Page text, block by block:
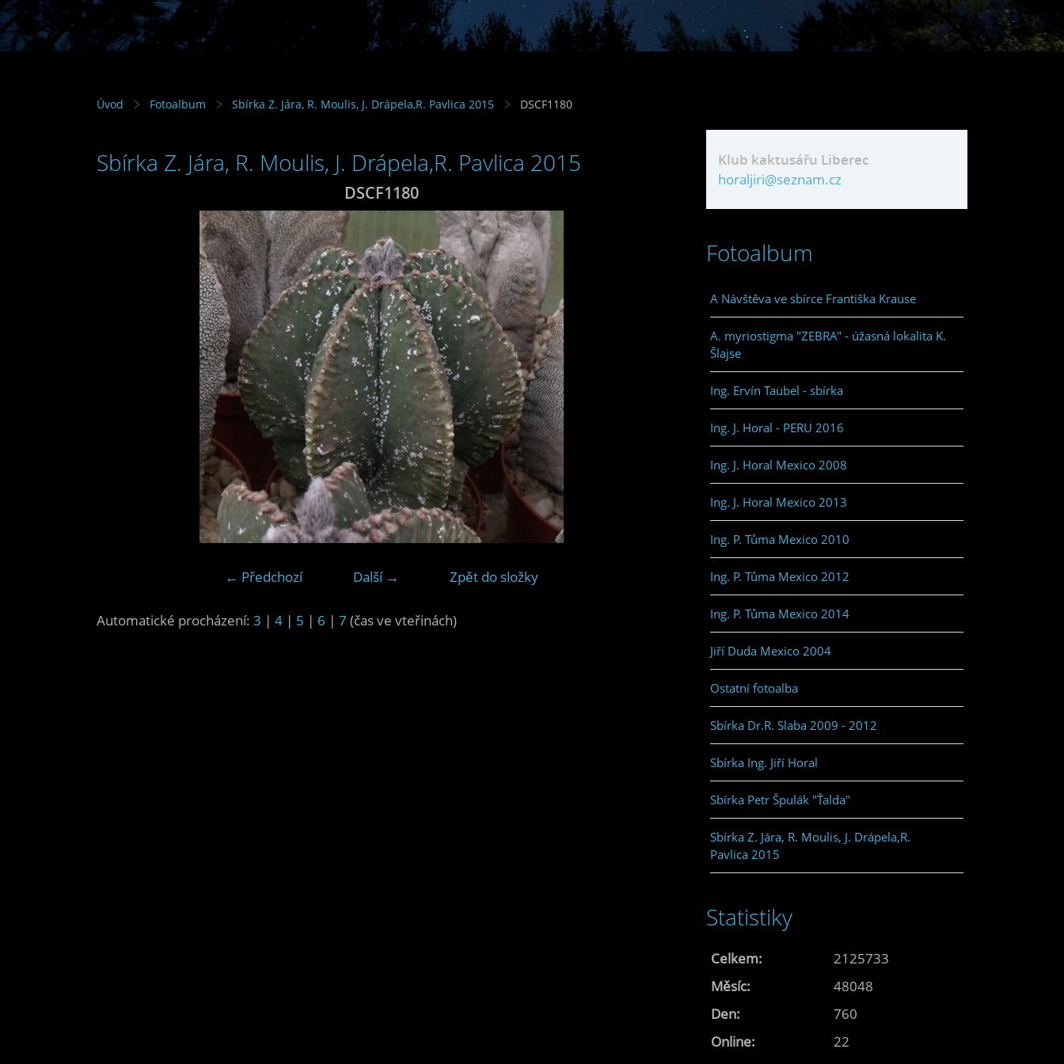
Úvod Fotoalbum Sbírka Z. Jára, R. Moulis, J. Drápela,R. Pavlica 2015 DSCF1180
Sbírka Z. Jára, R. Moulis, J. Drápela,R. Pavlica 2015
DSCF1180
← Předchozí Další → Zpět do složky
Automatické procházení: 3 | 4 | 5 | 6 | 7 (čas ve vteřinách)
Klub kaktusářu Liberec
horaljiri@seznam.cz
Fotoalbum
A Návštěva ve sbírce Františka Krause
A. myriostigma "ZEBRA" - úžasná lokalita K.
Šlajse
Ing. Ervín Taübel - sbírka
Ing. J. Horal - PERU 2016
Ing. J. Horal Mexico 2008
Ing. J. Horal Mexico 2013
Ing. P. Tůma Mexico 2010
Ing. P. Tůma Mexico 2012
Ing. P. Tůma Mexico 2014
Jiří Duda Mexico 2004
Ostatní fotoalba
Sbírka Dr.R. Slaba 2009 - 2012
Sbírka Ing. Jiří Horal
Sbírka Petr Špulák "Ťalda"
Sbírka Z. Jára, R. Moulis, J. Drápela,R.
Pavlica 2015
Statistiky
Online: 22
Celkem:
2125733
Měsíc:
48048
Den:
760